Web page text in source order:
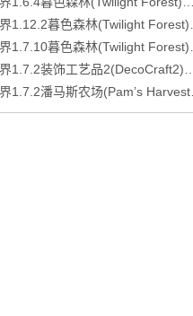
暮色森林(Twilight Forest)MOD下载
暮色森林(Twilight Forest)MOD下载
装饰工艺品2(DecoCraft2)MOD下载
潘马斯农场(Pam’s HarvestCraft)MOD下载